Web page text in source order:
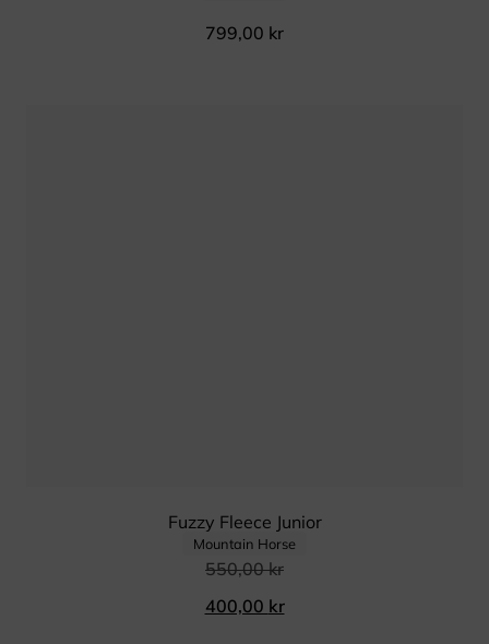
799,00 kr
Fuzzy Fleece Junior
Mountain Horse
550,00kr
400,00 kr